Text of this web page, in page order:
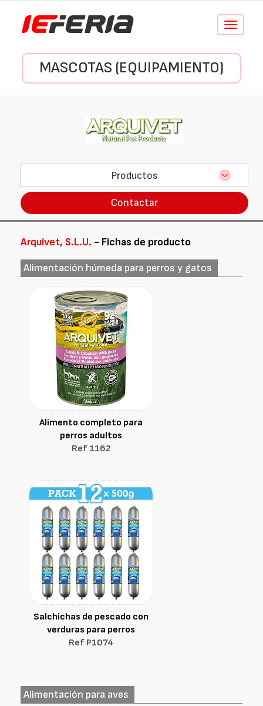
Conmutar
MASCOTAS (EQUIPAMIENTO)
Productos
Contactar
Arquivet, S.L.U. - Fichas de producto
Alimentación húmeda para perros y gatos
Alimento completo para
perros adultos
Ref 1162
Salchichas de pescado con
verduras para perros
Ref P1074
Alimentación para aves